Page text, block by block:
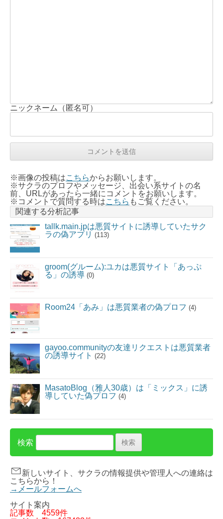
ニックネーム（匿名可）
※画像の投稿はこちらからお願いします。
※サクラのプロフやメッセージ、出会い系サイトの名
前、URLがあったら一緒にコメントをお願いします。
※コメントで質問する時はこちら もご覧ください。
関連する分析記事
tallk.main.jpは悪質サイトに誘導していたサク
ラの偽アプリ (113)
groom(グルーム):ユカは悪質サイト「あっぷ
る」の誘導 (0)
Room24「あみ」は悪質業者の偽プロフ (4)
gayoo.communityの友達リクエストは悪質業者
の誘導サイト (22)
MasatoBlog（雅人30歳）は「ミックス」に誘
導していた偽プロフ (4)
検索
新しいサイト、サクラの情報提供や管理人への連絡は
こちらから！
→メールフォームへ
サイト案内
記事数 4559件